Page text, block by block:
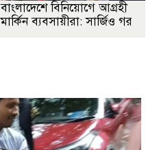
বাংলাদেশে বিনিয়োগে আগ্রহী
মার্কিন ব্যবসায়ীরা: সার্জিও গর